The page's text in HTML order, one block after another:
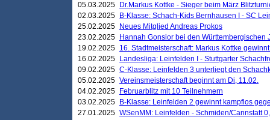
05.03.2025
Dr.Markus Kottke - Sieger beim März
02.03.2025
B-Klasse: Schach-Kids Bernhausen I - SC
25.02.2025
Neues Mitglied Andreas Prokos
23.02.2025
Hannah Gonsior bei den Württembergischen
19.02.2025 16. Stadtmeisterschaft: Markus Kottke
16.02.2025
Landesliga: Leinfelden I - Stuttgarter
09.02.2025 C-Klasse: Leinfelden 3 unterliegt den
05.02.2025 Vereinsmeisterschaft beginnt am Di, 11.02.
04.02.2025
Februarblitz mit 10 Teilnehmern
03.02.2025
B-Klasse: Leinfelden 2 gewinnt kampflos
27.01.2025 WSenMM: Leinfelden - Schmiden/Cannstatt